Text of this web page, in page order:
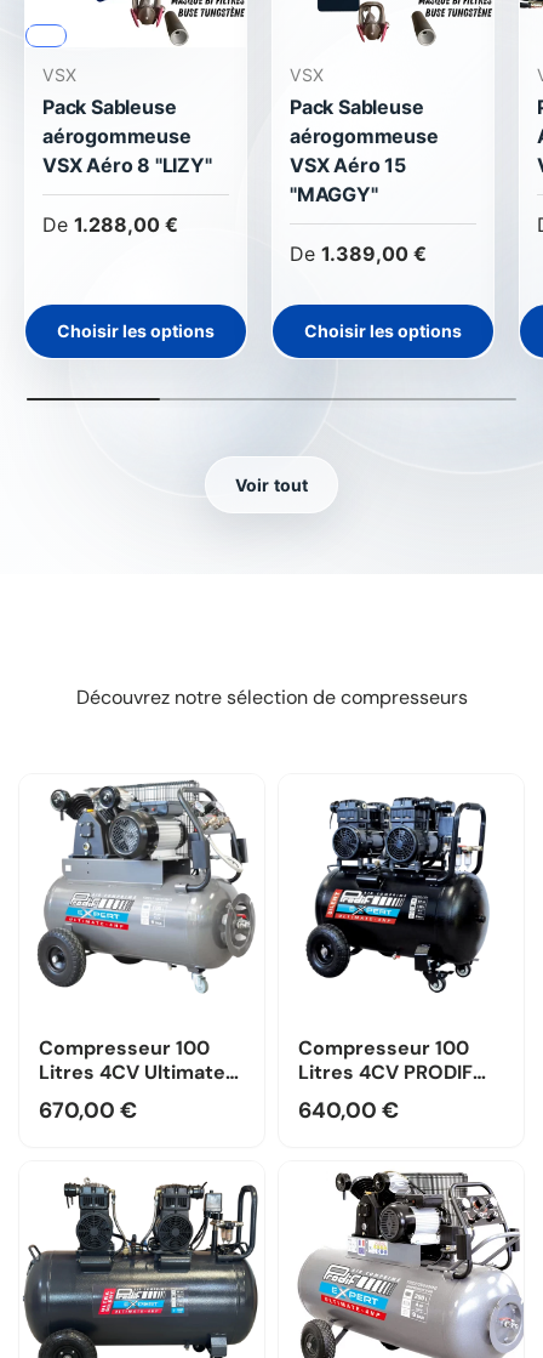
VSX
Pack Sableuse
aérogommeuse
VSX Aéro 8 "LIZY"
De 1.288,00 €
Choisir les options
VSX
Pack Sableuse
aérogommeuse
VSX Aéro 15
"MAGGY"
De 1.389,00 €
Choisir les options
Voir tout
Découvrez notre sélection de compresseurs
Compresseur 100
Litres 4CV Ultimate
PRODIF —
Monophasé / Prodif
670,00 €
Compresseur 100
Litres 4CV PRODIF
SILENCIEUX
640,00 €